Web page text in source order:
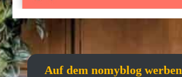
Auf dem nomyblog werben